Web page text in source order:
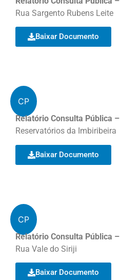
Rua Sargento Rubens Leite
Baixar Documento
CP
Relatório Consulta Pública –
Reservatórios da Imbiribeira
Baixar Documento
CP
Relatório Consulta Pública –
Rua Vale do Siriji
Baixar Documento